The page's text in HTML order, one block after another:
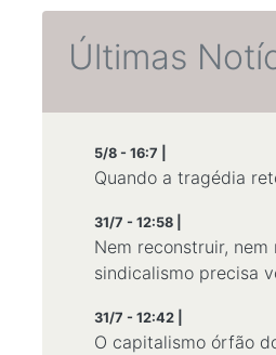
Últimas
5/8 - 16:7 |
Quando a tragédia
31/7 - 12:58 |
Nem reconstruir, nem
sindicalismo precisa
31/7 - 12:42 |
O capitalismo órfão